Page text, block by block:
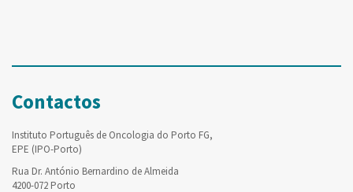
Contactos
Instituto Português de Oncologia do Porto FG,
EPE (IPO-Porto)
Rua Dr. António Bernardino de Almeida
4200-072 Porto